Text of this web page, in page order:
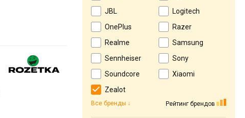
JBL
Logitech
OnePlus
Razer
Realme
Samsung
Sennheiser
Sony
Soundcore
Xiaomi
Zealot
Рейтинг брендов
Все бренды